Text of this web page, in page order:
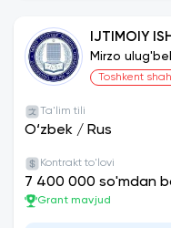
IJTIMOIY
ISHLASH
Mirzo
universiteti
Toshkent
Ta'lim tili
O‘zbek / Rus
Kontrakt to'lovi
7 400 000 so'mdan
Grant mavjud